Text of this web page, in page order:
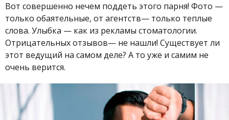
Вот совершенно нечем поддеть этого парня! Фото —
только обаятельные, от агентств— только теплые
слова. Улыбка — как из рекламы стоматологии.
Отрицательных отзывов— не нашли! Существует ли
этот ведущий на самом деле? А то уже и самим не
очень верится.